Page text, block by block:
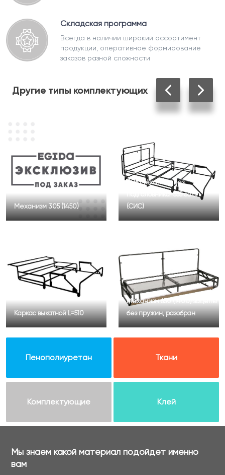
Складская программа
Всегда в наличии широкий ассортимент
продукции, оперативное формирование
заказов разной сложности
Другие типы комплектующих
Механизм 305 (1450)
Каркас выкатной L=510
306 Механизм без
подголовника-555 со сп.
(СИС)
Механизм 650 (1400) зацепы
без пружин, разобран
Пенополиуретан Ткани
Комплектующие Клей
Мы знаем какой материал подойдет именно
вам